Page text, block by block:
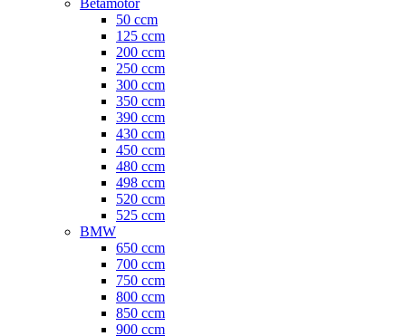
Betamotor
50 ccm
125 ccm
200 ccm
250 ccm
300 ccm
350 ccm
390 ccm
430 ccm
450 ccm
480 ccm
498 ccm
520 ccm
525 ccm
BMW
650 ccm
700 ccm
750 ccm
800 ccm
850 ccm
900 ccm